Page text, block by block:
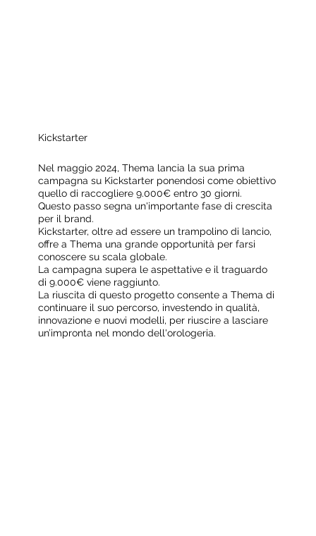
Kickstarter
Nel maggio 2024, Thema lancia la sua prima
campagna su Kickstarter ponendosi come obiettivo
quello di raccogliere 9.000€ entro 30 giorni.
Questo passo segna un'importante fase di crescita
per il brand.
Kickstarter, oltre ad essere un trampolino di lancio,
offre a Thema una grande opportunità per farsi
conoscere su scala globale.
La campagna supera le aspettative e il traguardo
di 9.000€ viene raggiunto.
La riuscita di questo progetto consente a Thema di
continuare il suo percorso, investendo in qualità,
innovazione e nuovi modelli, per riuscire a lasciare
un’impronta nel mondo dell'orologeria.